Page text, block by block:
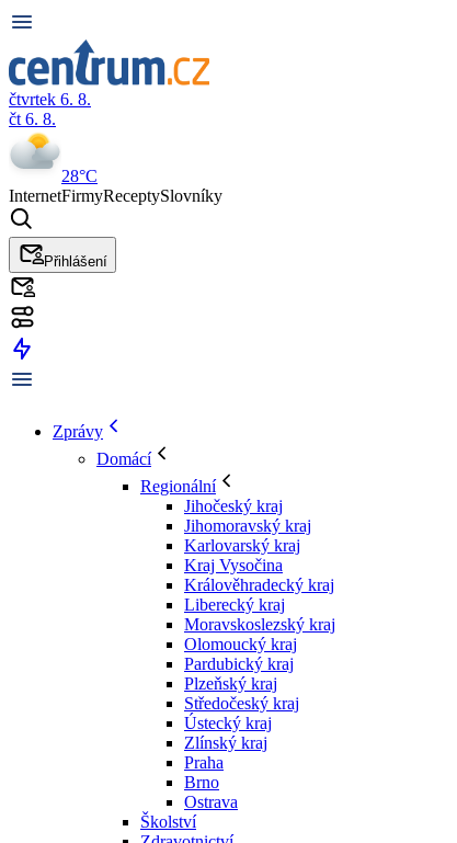
čtvrtek 6. 8.
čt 6. 8.
28°C
InternetFirmyReceptySlovníky
Přihlášení
Zprávy
Domácí
Regionální
Jihočeský kraj
Jihomoravský kraj
Karlovarský kraj
Kraj Vysočina
Králověhradecký kraj
Liberecký kraj
Moravskoslezský kraj
Olomoucký kraj
Pardubický kraj
Plzeňský kraj
Středočeský kraj
Ústecký kraj
Zlínský kraj
Praha
Brno
Ostrava
Školství